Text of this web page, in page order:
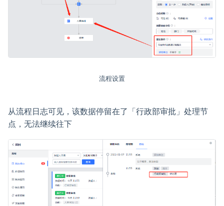
流程设置
从流程日志可见，该数据停留在了「行政部审批」处理节
点，无法继续往下